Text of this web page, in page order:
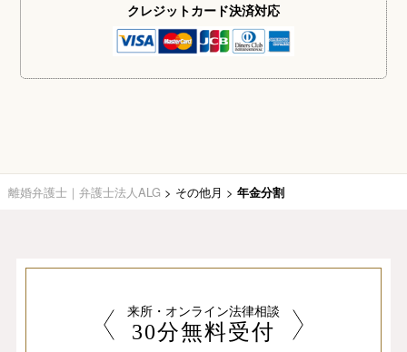
クレジットカード決済対応
離婚弁護士｜弁護士法人ALG > その他月 > 年金分割
来所・オンライン法律相談
30分無料受付